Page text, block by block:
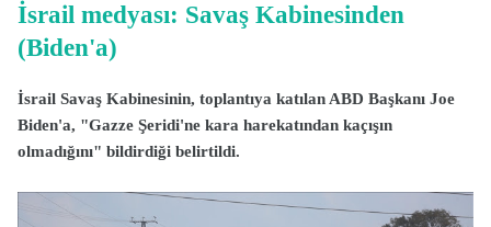
İsrail medyası: Savaş Kabinesinden
(Biden'a)
İsrail Savaş Kabinesinin, toplantıya katılan ABD Başkanı Joe
Biden'a, "Gazze Şeridi'ne kara harekatından kaçışın
olmadığını" bildirdiği belirtildi.